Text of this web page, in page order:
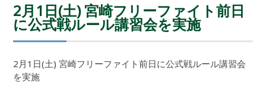
2月1日(土) 宮崎フリーファイト前日
に公式戦ルール講習会を実施
2月1日(土) 宮崎フリーファイト前日に公式戦ルール講習会
を実施